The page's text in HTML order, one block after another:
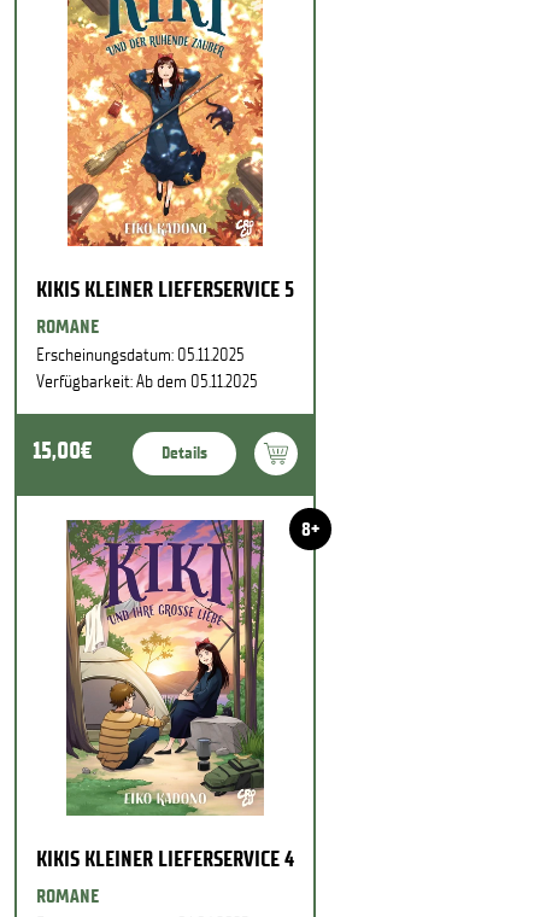
KIKIS KLEINER LIEFERSERVICE 5
ROMANE
Erscheinungsdatum: 05.11.2025
Verfügbarkeit: Ab dem 05.11.2025
15,00€ Details
8+
KIKIS KLEINER LIEFERSERVICE 4
ROMANE